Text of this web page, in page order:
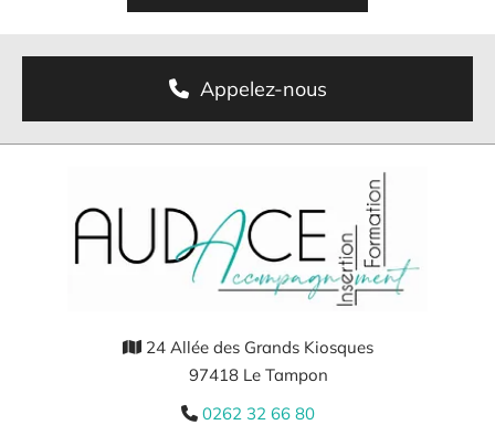
Appelez-nous
 24 Allée des Grands Kiosques
97418 Le Tampon
 0262 32 66 80